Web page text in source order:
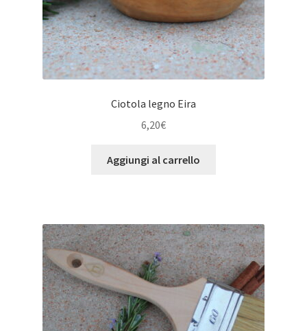
Ciotola legno Eira
6,20€
Aggiungi al carrello